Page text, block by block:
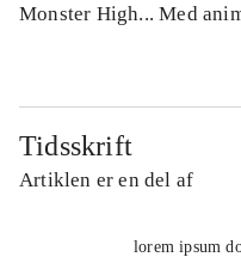
Monster High... Med
Tidsskrift
Artiklen er en del af
lorem ipsum